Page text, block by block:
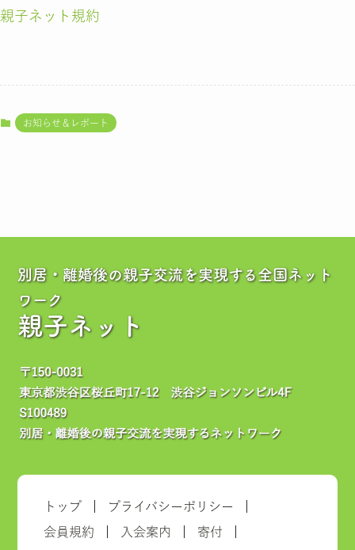
親子ネット規約
お知らせ＆レポート
別居・離婚後の親子交流を実現する全国ネット
ワーク
親子ネット
トップ プライバシーポリシー
会員規約 入会案内 寄付